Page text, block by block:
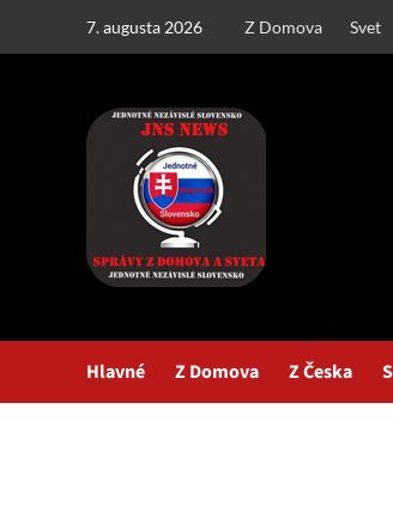
7. augusta 2026 Z Domova Svet
Hlavné Z Domova Z Česka